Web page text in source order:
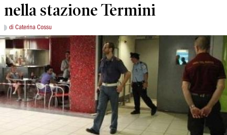
nella stazione Termini
di Caterina Cossu